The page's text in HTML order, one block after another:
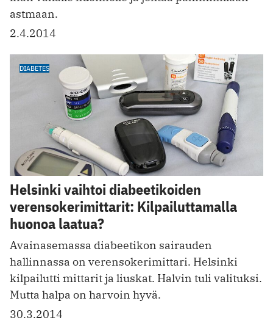
astmaan.
2.4.2014
DIABETES
Helsinki vaihtoi diabeetikoiden
verensokerimittarit: Kilpailuttamalla
huonoa laatua?
Avainasemassa diabeetikon sairauden
hallinnassa on verensokerimittari. Helsinki
kilpailutti mittarit ja liuskat. Halvin tuli valituksi.
Mutta halpa on harvoin hyvä.
30.3.2014